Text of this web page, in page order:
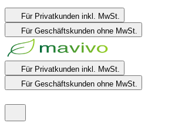
Für Privatkunden inkl. MwSt.
Für Geschäftskunden ohne MwSt.
Für Privatkunden inkl. MwSt.
Für Geschäftskunden ohne MwSt.